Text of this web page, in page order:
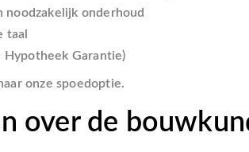
noodzakelijk onderhoud
taal
Hypotheek Garantie)
onze spoedoptie.
over de